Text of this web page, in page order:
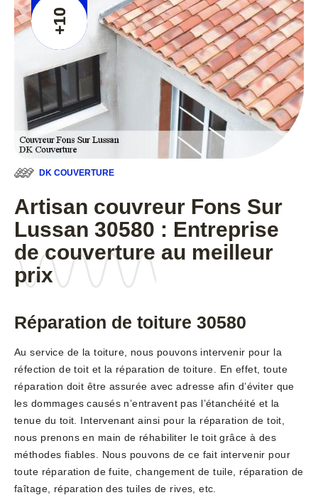
+10
DK COUVERTURE
Artisan couvreur Fons Sur
Lussan 30580 : Entreprise
de couverture au meilleur
prix
Réparation de toiture 30580
Au service de la toiture, nous pouvons intervenir pour la
réfection de toit et la réparation de toiture. En effet, toute
réparation doit être assurée avec adresse afin d’éviter que
les dommages causés n’entravent pas l’étanchéité et la
tenue du toit. Intervenant ainsi pour la réparation de toit,
nous prenons en main de réhabiliter le toit grâce à des
méthodes fiables. Nous pouvons de ce fait intervenir pour
toute réparation de fuite, changement de tuile, réparation de
faîtage, réparation des tuiles de rives, etc.